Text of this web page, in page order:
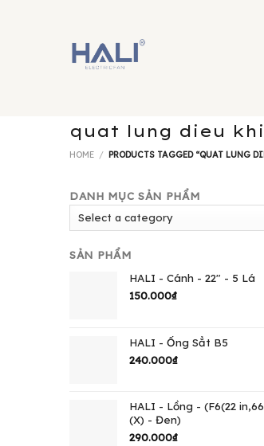
quat lung dieu
HOME / PRODUCTS TAGGED “QUAT LUNG
DANH MỤC SẢN PHẨM
SẢN PHẨM
HALI - Cánh - 22" - 5 Lá
150.000₫
HALI - Ống Sẳt B5
240.000₫
HALI - Lồng - (F6(22
(X) - Đen)
290.000₫